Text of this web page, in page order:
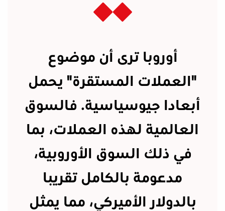
أوروبا ترى أن موضوع
"العملات المستقرة" يحمل
أبعادا جيوسياسية. فالسوق
العالمية لهذه العملات، بما
في ذلك السوق الأوروبية،
مدعومة بالكامل تقريبا
بالدولار الأميركي، مما يمثل